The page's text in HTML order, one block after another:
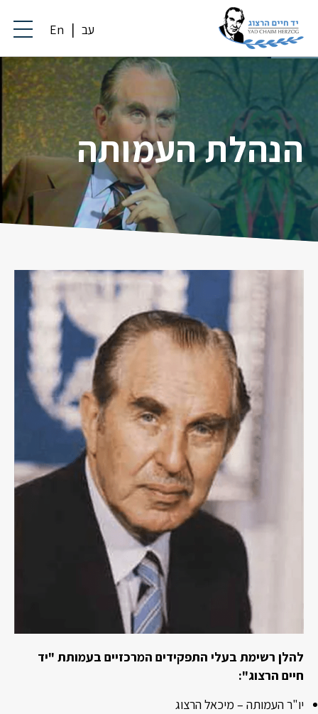
עב En
הנהלת העמותה
להלן רשימת בעלי התפקידים המרכזיים בעמותת "יד
חיים הרצוג":
יו"ר העמותה – מיכאל הרצוג